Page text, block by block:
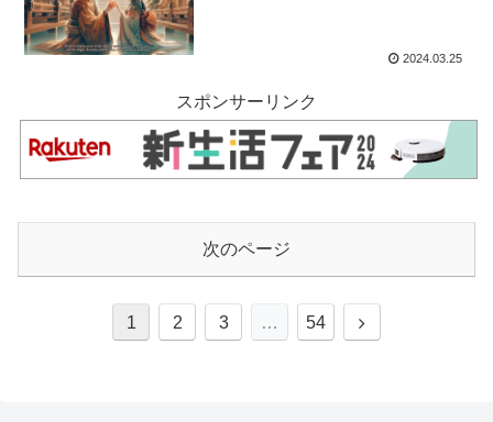
2024.03.25
スポンサーリンク
次のページ
1 2 3 … 54
次